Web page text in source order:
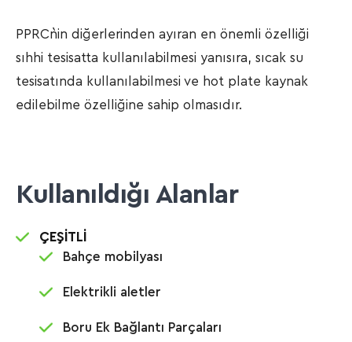
PPRC`nin diğerlerinden ayıran en önemli özelliği
sıhhi tesisatta kullanılabilmesi yanısıra, sıcak su
tesisatında kullanılabilmesi ve hot plate kaynak
edilebilme özelliğine sahip olmasıdır.
Kullanıldığı Alanlar
ÇEŞİTLİ
Bahçe mobilyası
Elektrikli aletler
Boru Ek Bağlantı Parçaları